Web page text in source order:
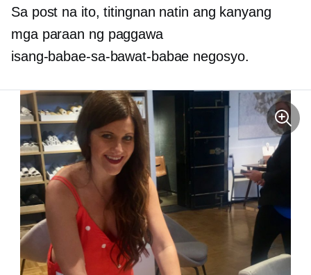
Sa post na ito, titingnan natin ang kanyang
mga paraan ng paggawa
isang-babae-sa-bawat-babae negosyo.